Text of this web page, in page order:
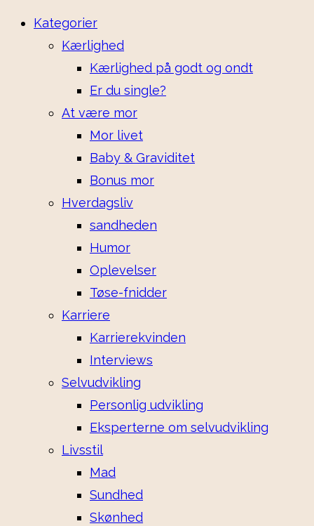
Kategorier
Kærlighed
Kærlighed på godt og ondt
Er du single?
At være mor
Mor livet
Baby & Graviditet
Bonus mor
Hverdagsliv
sandheden
Humor
Oplevelser
Tøse-fnidder
Karriere
Karrierekvinden
Interviews
Selvudvikling
Personlig udvikling
Eksperterne om selvudvikling
Livsstil
Mad
Sundhed
Skønhed